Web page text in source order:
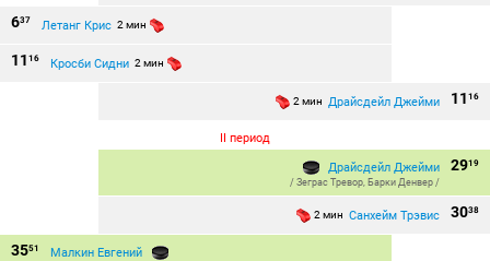
637 Летанг Крис 2 мин
11 16 Кросби Сидни 2 мин
11 16
2 мин Драйсдейл Джейми
II период
2919
Драйсдейл Джейми
/ Зеграс Тревор, Барки Денвер /
3038
2 мин Санхейм Трэвис
3551 Малкин Евгений